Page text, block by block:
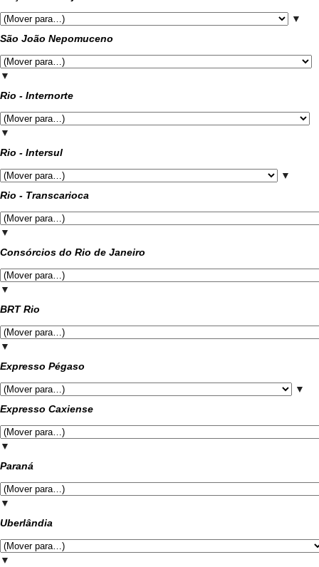
▼
São João Nepomuceno
▼
Rio - Internorte
▼
Rio - Intersul
▼
Rio - Transcarioca
▼
Consórcios do Rio de Janeiro
▼
BRT Rio
▼
Expresso Pégaso
▼
Expresso Caxiense
▼
Paraná
▼
Uberlândia
▼